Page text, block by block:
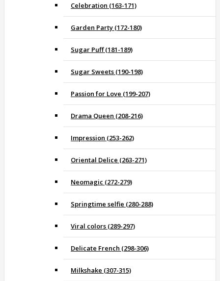
Celebration (163-171)
Garden Party (172-180)
Sugar Puff (181-189)
Sugar Sweets (190-198)
Passion for Love (199-207)
Drama Queen (208-216)
Impression (253-262)
Oriental Delice (263-271)
Neomagic (272-279)
Springtime selfie (280-288)
Viral colors (289-297)
Delicate French (298-306)
Milkshake (307-315)